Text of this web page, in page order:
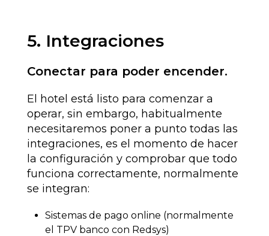
5. Integraciones
Conectar para poder encender.
El hotel está listo para comenzar a
operar, sin embargo, habitualmente
necesitaremos poner a punto todas las
integraciones, es el momento de hacer
la configuración y comprobar que todo
funciona correctamente, normalmente
se integran:
Sistemas de pago online (normalmente
el TPV banco con Redsys)